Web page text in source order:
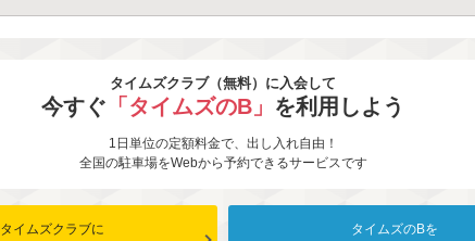
タイムズクラブ（無料）に入会して
今すぐ 「タイムズのB」 を利用しよう
1日単位の定額料金で、出し入れ自由！
全国の駐車場をWebから予約できるサービスです
タイムズクラブに タイムズのBを